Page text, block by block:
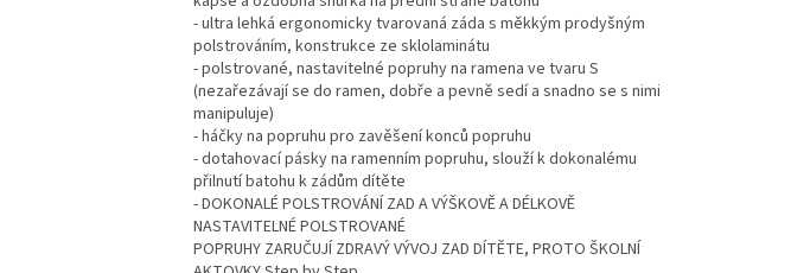
- ultra lehká ergonomicky tvarovaná záda s měkkým prodyšným
polstrováním, konstrukce ze sklolaminátu
- polstrované, nastavitelné popruhy na ramena ve tvaru S
(nezařezávají se do ramen, dobře a pevně sedí a snadno se s nimi
manipuluje)
- háčky na popruhu pro zavěšení konců popruhu
- dotahovací pásky na ramenním popruhu, slouží k dokonalému
přilnutí batohu k zádům dítěte
- DOKONALÉ POLSTROVÁNÍ ZAD A VÝŠKOVĚ A DÉLKOVĚ
NASTAVITELNÉ POLSTROVANÉ
POPRUHY ZARUČUJÍ ZDRAVÝ VÝVOJ ZAD DÍTĚTE, PROTO ŠKOLNÍ